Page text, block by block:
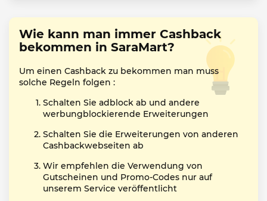
Wie kann man immer Cashback
bekommen in SaraMart?
Um einen Cashback zu bekommen man muss
solche Regeln folgen :
Schalten Sie adblock ab und andere
werbungblockierende Erweiterungen
Schalten Sie die Erweiterungen von anderen
Cashbackwebseiten ab
Wir empfehlen die Verwendung von
Gutscheinen und Promo-Codes nur auf
unserem Service veröffentlicht